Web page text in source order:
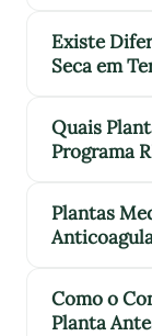
Existe
Seca em
Quais
Programa
Plantas
Como o
Planta